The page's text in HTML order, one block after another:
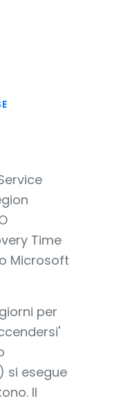
Time
Microsoft
per
si esegue
Il